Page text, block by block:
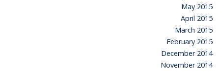
May 2015
April 2015
March 2015
February 2015
December 2014
November 2014